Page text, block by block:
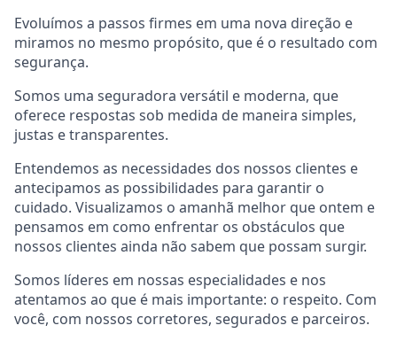
Evoluímos a passos firmes em uma nova direção e
miramos no mesmo propósito, que é o resultado com
segurança.
Somos uma seguradora versátil e moderna, que
oferece respostas sob medida de maneira simples,
justas e transparentes.
Entendemos as necessidades dos nossos clientes e
antecipamos as possibilidades para garantir o
cuidado. Visualizamos o amanhã melhor que ontem e
pensamos em como enfrentar os obstáculos que
nossos clientes ainda não sabem que possam surgir.
Somos líderes em nossas especialidades e nos
atentamos ao que é mais importante: o respeito. Com
você, com nossos corretores, segurados e parceiros.